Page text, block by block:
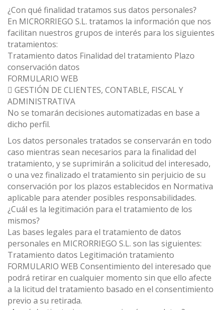
¿Con qué finalidad tratamos sus datos personales?
En MICRORRIEGO S.L. tratamos la información que nos
facilitan nuestros grupos de interés para los siguientes
tratamientos:
Tratamiento datos Finalidad del tratamiento Plazo
conservación datos
FORMULARIO WEB
 GESTIÓN DE CLIENTES, CONTABLE, FISCAL Y
ADMINISTRATIVA
No se tomarán decisiones automatizadas en base a
dicho perfil.
Los datos personales tratados se conservarán en todo
caso mientras sean necesarios para la finalidad del
tratamiento, y se suprimirán a solicitud del interesado,
o una vez finalizado el tratamiento sin perjuicio de su
conservación por los plazos establecidos en Normativa
aplicable para atender posibles responsabilidades.
¿Cuál es la legitimación para el tratamiento de los
mismos?
Las bases legales para el tratamiento de datos
personales en MICRORRIEGO S.L. son las siguientes:
Tratamiento datos Legitimación tratamiento
FORMULARIO WEB Consentimiento del interesado que
podrá retirar en cualquier momento sin que ello afecte
a la licitud del tratamiento basado en el consentimiento
previo a su retirada.